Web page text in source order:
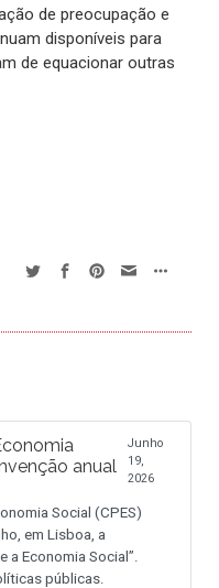
de preocupação e
disponíveis para
de equacionar outras
anual
Junho
19,
2026
Social (CPES)
em Lisboa, a
a Economia Social”.
públicas.